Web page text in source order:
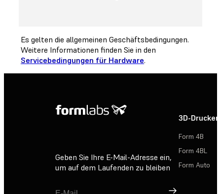
Es gelten die allgemeinen Geschäftsbedingungen.
Weitere Informationen finden Sie in den
Servicebedingungen für Hardware.
Geben Sie Ihre E-Mail-Adresse ein,
um auf dem Laufenden zu bleiben
Registrieren
3D-Drucker
Form 4B
Form 4BL
Form Auto